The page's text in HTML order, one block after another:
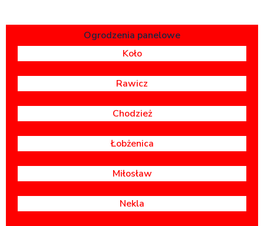
Ogrodzenia panelowe
Koło
Rawicz
Chodzież
Łobżenica
Miłosław
Nekla